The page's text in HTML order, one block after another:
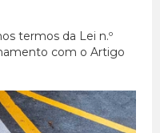
termos da Lei n.º
com o Artigo